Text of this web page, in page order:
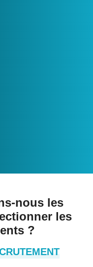
nous les
les
?